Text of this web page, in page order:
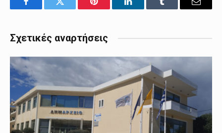
FacebookTwitter Pinterest LinkedInTumblr Email
Σχετικές αναρτήσεις